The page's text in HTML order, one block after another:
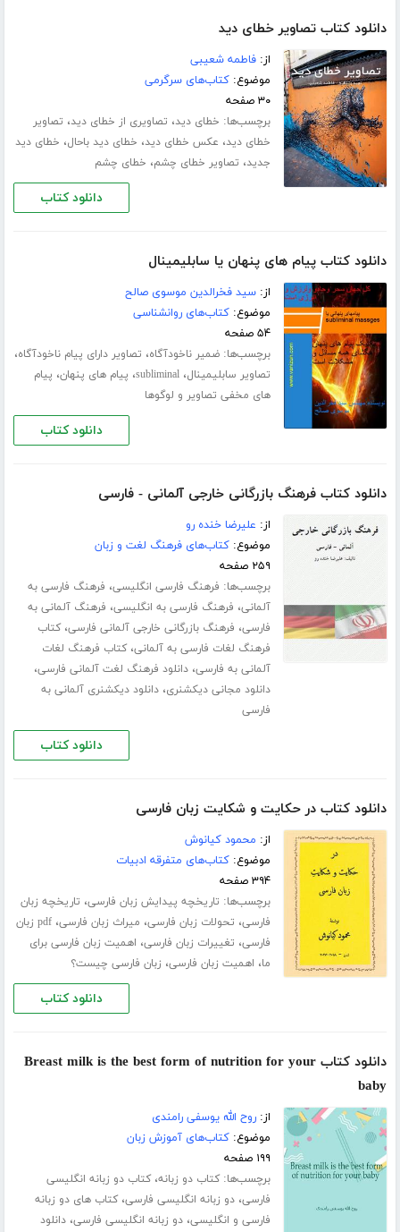
دانلود کتاب تصاویر خطای دید
از:فاطمه شعیبی
موضوع:کتاب‌های سرگرمی
۳۰ صفحه
برچسب‌ها: خطای دید، تصاویری از خطای دید، تصاویر
خطای دید، عکس خطای دید، خطای دید باحال، خطای دید
جدید، تصاویر خطای چشم، خطای چشم
دانلود کتاب
دانلود کتاب پیام های پنهان یا سابلیمینال
از:سید فخرالدین موسوی صالح
موضوع:کتاب‌های روانشناسی
۵۴ صفحه
برچسب‌ها:ضمیر ناخودآگاه، تصاویر دارای پیام ناخودآگاه،
تصاویر سابلیمینال،subliminal، پیام های پنهان، پیام
های مخفی تصاویر و لوگوها
دانلود کتاب
دانلود کتاب فرهنگ بازرگانی خارجی آلمانی - فارسی
از: علیرضا خنده رو
موضوع:کتاب‌های فرهنگ لغت و زبان
۲۵۹ صفحه
برچسب‌ها: فرهنگ فارسی انگلیسی، فرهنگ فارسی به
آلمانی، فرهنگ فارسی به انگلیسی، فرهنگ آلمانی به
فارسی، فرهنگ بازرگانی خارجی آلمانی فارسی،کتاب
فرهنگ لغات فارسی به آلمانی،کتاب فرهنگ لغات
آلمانی به فارسی،دانلود فرهنگ لغت آلمانی فارسی،
دانلود مجانی دیکشنری،دانلود دیکشنری آلمانی به
فارسی
دانلود کتاب
دانلود کتاب در حکایت و شکایت زبان فارسی
از: محمود کیانوش
موضوع:کتاب‌های متفرقه ادبیات
۳۹۴ صفحه
برچسب‌ها: تاریخچه پیدایش زبان فارسی، تاریخچه زبان
فارسی، تحولات زبان فارسی، میراث زبان فارسی،
pdf زبان
فارسی، تغییرات زبان فارسی، اهمیت زبان فارسی برای
ما، اهمیت زبان فارسی، زبان فارسی چیست؟
دانلود کتاب
دانلود کتاب Breast milk is the best form of nutrition for your
baby
از:روح الله یوسفی رامندی
موضوع:کتاب‌های آموزش زبان
۱۹۹ صفحه
برچسب‌ها:کتاب دو زبانه،کتاب دو زبانه انگلیسی
فارسی،دو زبانه انگلیسی فارسی،کتاب های دو زبانه
فارسی و انگلیسی،دو زبانه انگلیسی فارسی،دانلود